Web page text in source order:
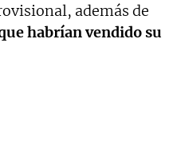
además de
habrían vendido su